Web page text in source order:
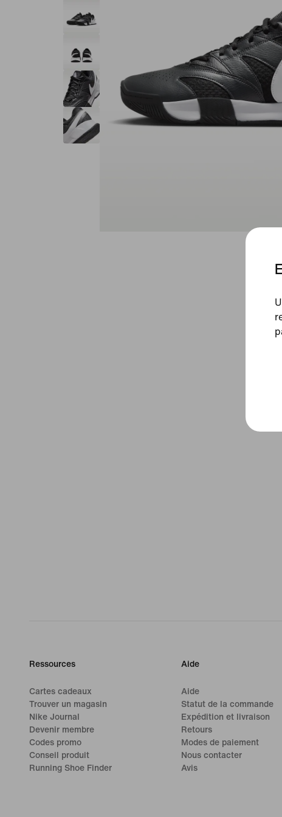
Ressources
Cartes cadeaux
Trouver un magasin
Nike Journal
Devenir membre
Codes promo
Conseil produit
Running Shoe Finder
Aide
Aide
Statut de la commande
Expédition et livraison
Retours
Modes de paiement
Nous contacter
Avis